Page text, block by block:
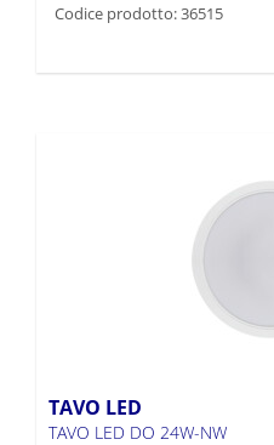
Codice prodotto: 36515
TAVO LED
TAVO LED DO 24W-NW